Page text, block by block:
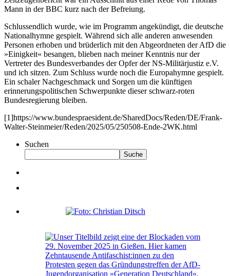
Mann in der BBC kurz nach der Befreiung.
Schlussendlich wurde, wie im Programm angekündigt, die deutsche
Nationalhymne gespielt. Während sich alle anderen anwesenden
Personen erhoben und brüderlich mit den Abgeordneten der AfD die
»Einigkeit« besangen, blieben nach meiner Kenntnis nur der
Vertreter des Bundesverbandes der Opfer der NS-Militärjustiz e.V.
und ich sitzen. Zum Schluss wurde noch die Europahymne gespielt.
Ein schaler Nachgeschmack und Sorgen um die künftigen
erinnerungspolitischen Schwerpunkte dieser schwarz-roten
Bundesregierung bleiben.
[1]https://www.bundespraesident.de/SharedDocs/Reden/DE/Frank-
Walter-Steinmeier/Reden/2025/05/250508-Ende-2WK.html
Suchen
Suche